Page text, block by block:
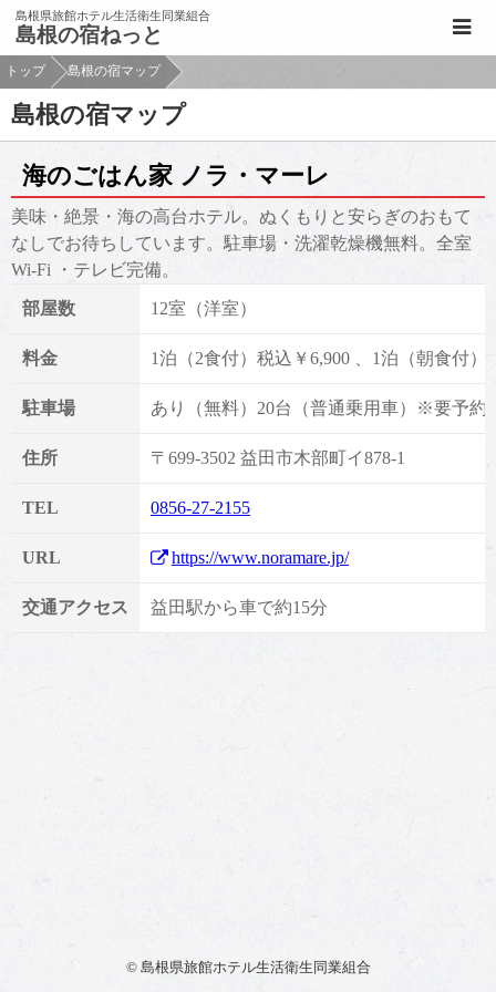
このページの本文へ移動
島根県旅館ホテル生活衛生同業組合
島根の宿ねっと
トップ 島根の宿マップ
島根の宿マップ
海のごはん家 ノラ・マーレ
美味・絶景・海の高台ホテル。ぬくもりと安らぎのおもて
なしでお待ちしています。駐車場・洗濯乾燥機無料。全室
Wi-Fi ・テレビ完備。
部屋数 12室（洋室）
料金 1泊（2食付）税込￥6,900 、1泊（朝食付
駐車場 あり（無料）20台（普通乗用車）※要予約
住所 〒699-3502 益田市木部町イ878-1
TEL 0856-27-2155
URL https://www.noramare.jp/
交通アクセス 益田駅から車で約15分
© 島根県旅館ホテル生活衛生同業組合